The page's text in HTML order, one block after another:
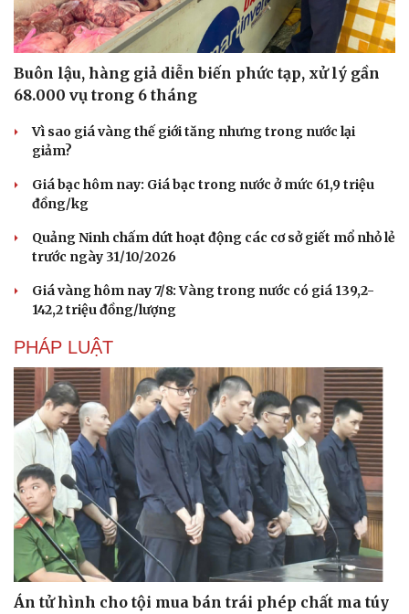
check-in
Cửa sổ tình yêu
Kể chuyện cho bé
Hạt giống tâm hồn
Buôn lậu, hàng giả diễn biến phức tạp, xử lý gần
68.000 vụ trong 6 tháng
Vì sao giá vàng thế giới tăng nhưng trong nước lại
giảm?
Giá bạc hôm nay: Giá bạc trong nước ở mức 61,9 triệu
đồng/kg
Quảng Ninh chấm dứt hoạt động các cơ sở giết mổ nhỏ lẻ
trước ngày 31/10/2026
Giá vàng hôm nay 7/8: Vàng trong nước có giá 139,2-
142,2 triệu đồng/lượng
PHÁP LUẬT
Án tử hình cho tội mua bán trái phép chất ma túy